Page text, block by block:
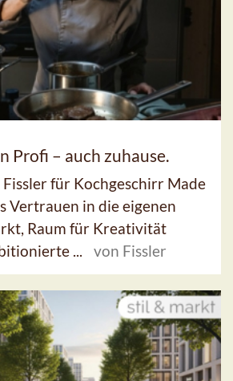
Profi – auch zuhause.
für Kochgeschirr Made
Vertrauen in die eigenen
Raum für Kreativität
...
von Fissler